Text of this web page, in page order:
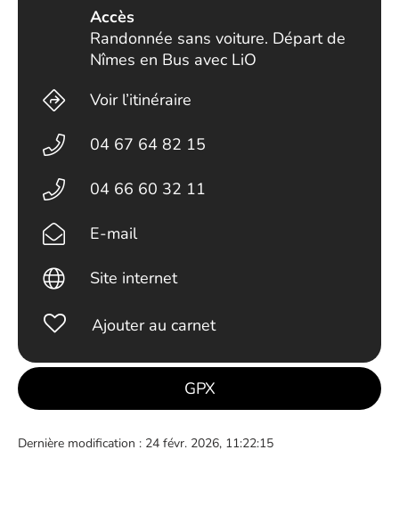
Accès
Randonnée sans voiture. Départ de
Nîmes en Bus avec LiO
Voir l’itinéraire
04 67 64 82 15
04 66 60 32 11
E-mail
Site internet
Ajouter au carnet
GPX
Dernière modification : 24 févr. 2026, 11:22:15